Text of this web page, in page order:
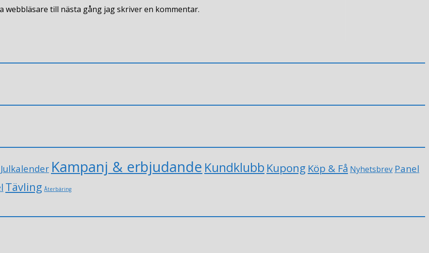
webbläsare till nästa gång jag skriver en kommentar.
Julkalender Kampanj & erbjudande Kundklubb Kupong Köp & Få Nyhetsbrev Panel
Tävling Återbäring